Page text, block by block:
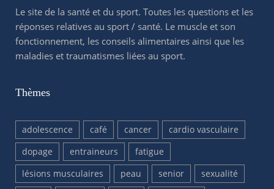
Le site de la santé et du sport. Toutes les questions et les
réponses relatives au sport / santé. Le muscle et son
fonctionnement, les conseils alimentaires ainsi que les
maladies et traumatismes liées au sport.
Thèmes
adolescence café cancer
cardio vasculaire
dopage
entraineurs
fatigue
lésions musculaires
peau senior
sexualité